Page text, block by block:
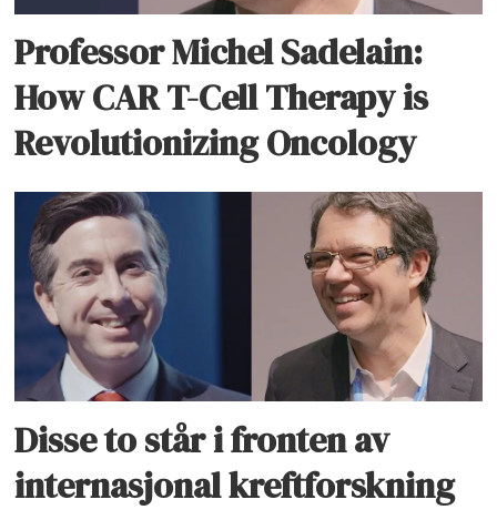
Professor Michel Sadelain:
How CAR T-Cell Therapy is
Revolutionizing Oncology
Disse to står i fronten av
internasjonal kreftforskning